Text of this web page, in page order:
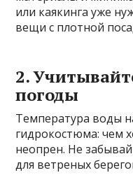
или каякинга уже
вещи с плотной
2.
погоды
Температура воды
гидрокостюма: чем
неопрен. Не
для ветреных